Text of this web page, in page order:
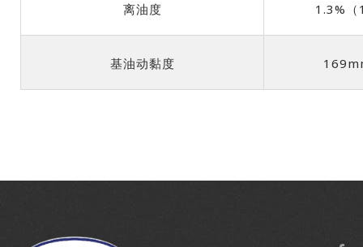
离油度 1.3%
基油动黏度